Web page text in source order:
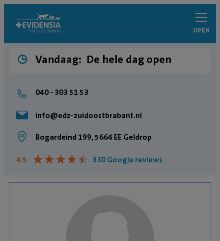
OPEN
Vandaag: De hele dag open
040 - 303 51 53
info@edz-zuidoostbrabant.nl
Bogardeind 199, 5664 EE Geldrop
4.5 ★★★★★
★★★★★ 330 Google reviews